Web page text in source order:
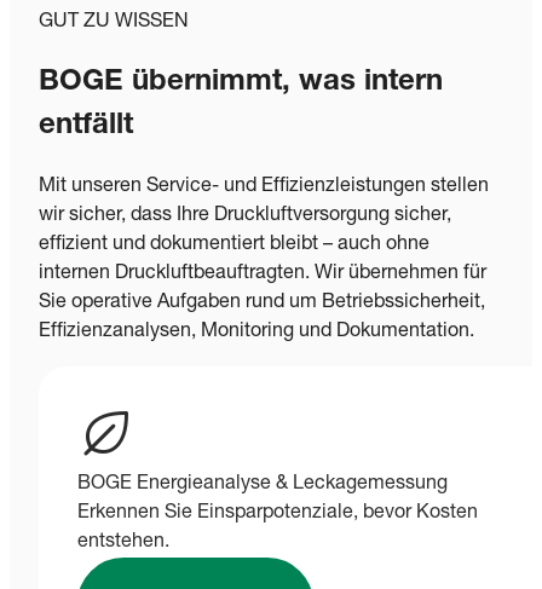
GUT ZU WISSEN
BOGE übernimmt, was intern
entfällt
Mit unseren Service- und Effizienzleistungen stellen
wir sicher, dass Ihre Druckluftversorgung sicher,
effizient und dokumentiert bleibt – auch ohne
internen Druckluftbeauftragten. Wir übernehmen für
Sie operative Aufgaben rund um Betriebssicherheit,
Effizienzanalysen, Monitoring und Dokumentation.
BOGE Energieanalyse & Leckagemessung
Erkennen Sie Einsparpotenziale, bevor Kosten
entstehen.